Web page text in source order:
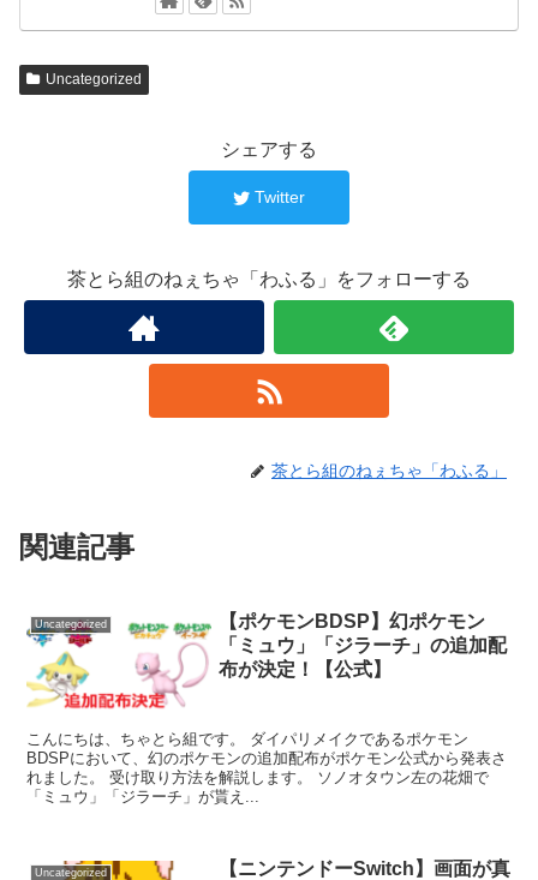
Uncategorized
シェアする
Twitter
茶とら組のねぇちゃ「わふる」をフォローする
茶とら組のねぇちゃ「わふる」
関連記事
Uncategorized
【ポケモンBDSP】幻ポケモン
「ミュウ」「ジラーチ」の追加配
布が決定！【公式】
こんにちは、ちゃとら組です。 ダイパリメイクであるポケモン
BDSPにおいて、幻のポケモンの追加配布がポケモン公式から発表さ
れました。 受け取り方法を解説します。 ソノオタウン左の花畑で
「ミュウ」「ジラーチ」が貰え...
Uncategorized
【ニンテンドーSwitch】画面が真